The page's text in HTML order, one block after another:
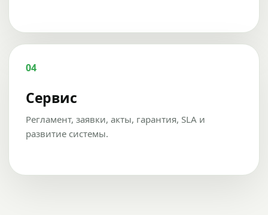
04
Сервис
Регламент, заявки, акты, гарантия, SLA и
развитие системы.